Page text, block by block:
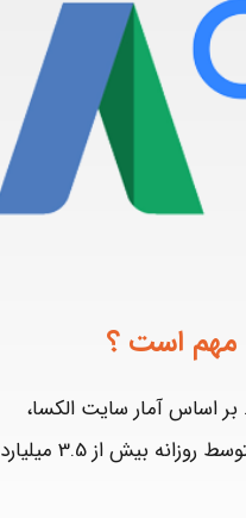
مهم است ؟
اساس آمار سایت الکسا،
محبوبترین وب‌سایت در ایران نیز گوگل است. به طور متوسط روزانه بیش از 3.5 میلیارد